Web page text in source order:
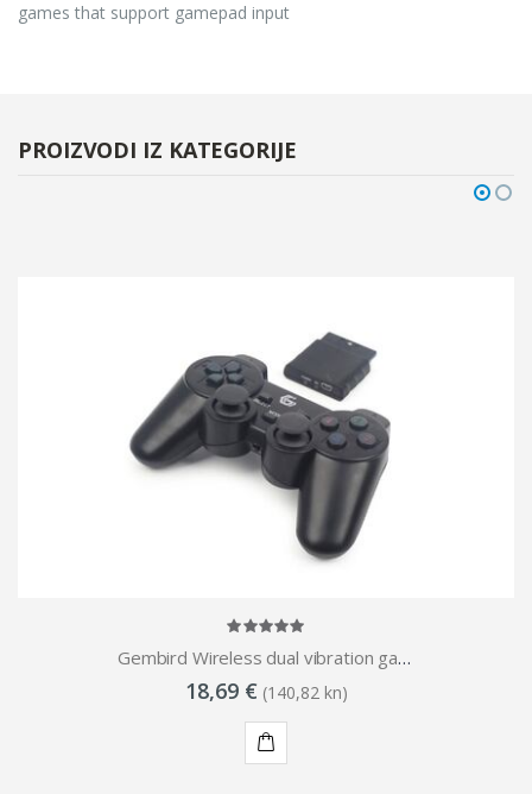
games that support gamepad input
PROIZVODI IZ KATEGORIJE
Gembird Wireless dual vibration gamepad, PS2 PS3 PC
18,69 € (140,82 kn)